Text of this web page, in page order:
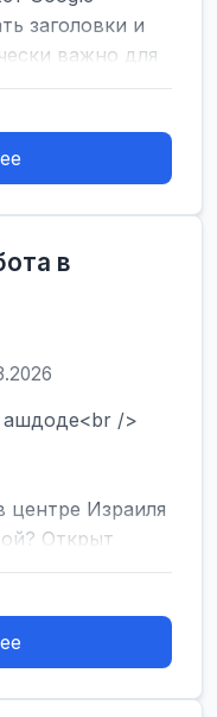
заголовки и
важно для
в
ашдоде<br />
центре Израиля
Открыт
склад в